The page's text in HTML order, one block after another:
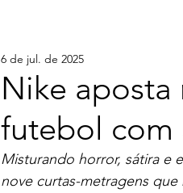
Nike
futebol com
6 de jul. de 2025
Misturando horror, sátira e
nove curtas-metragens